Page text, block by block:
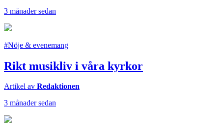
3 månader sedan
#Nöje & evenemang
Rikt musikliv i våra kyrkor
Artikel av Redaktionen
3 månader sedan